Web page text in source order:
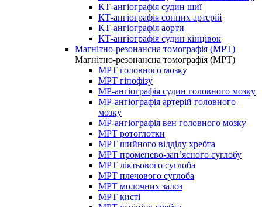
КТ-ангіографія судин шиї
КТ-ангіографія сонних артерій
КТ-ангіографія аорти
КТ-ангіографія судин кінцівок
Магнітно-резонансна томографія (МРТ)
Магнітно-резонансна томографія (МРТ)
МРТ головного мозку
МРТ гіпофізу
МР-ангіографія судин головного мозку
МР-ангіографія артерій головного
мозку
МР-ангіографія вен головного мозку
МРТ ротоглотки
МРТ шийного відділу хребта
МРТ променево-зап’ясного суглобу
МРТ ліктьового суглоба
МРТ плечового суглоба
МРТ молочних залоз
МРТ кисті